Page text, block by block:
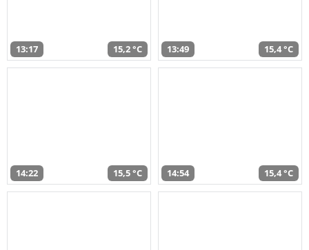
13:17 15,2 °C 13:49 15,4 °C
14:22 15,5 °C 14:54 15,4 °C